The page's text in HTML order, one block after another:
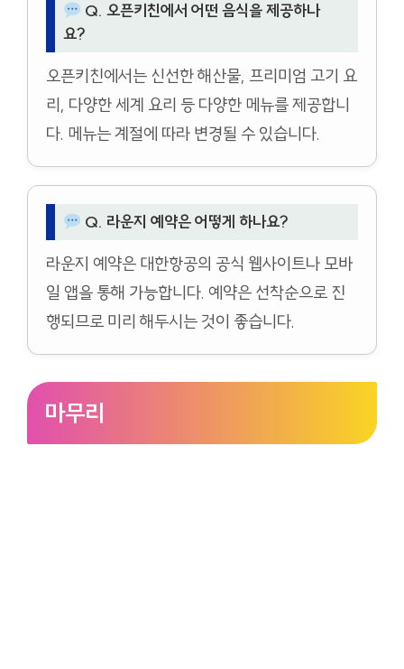
Q. 오픈키친에서 어떤 음식을 제공하나
요?
오픈키친에서는 신선한 해산물, 프리미엄 고기 요
리, 다양한 세계 요리 등 다양한 메뉴를 제공합니
다. 메뉴는 계절에 따라 변경될 수 있습니다.
Q. 라운지 예약은 어떻게 하나요?
라운지 예약은 대한항공의 공식 웹사이트나 모바
일 앱을 통해 가능합니다. 예약은 선착순으로 진
행되므로 미리 해두시는 것이 좋습니다.
마무리